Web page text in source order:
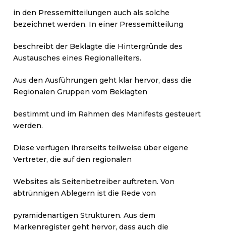
in den Pressemitteilungen auch als solche
bezeichnet werden. In einer Pressemitteilung
beschreibt der Beklagte die Hintergründe des
Austausches eines Regionalleiters.
Aus den Ausführungen geht klar hervor, dass die
Regionalen Gruppen vom Beklagten
bestimmt und im Rahmen des Manifests gesteuert
werden.
Diese verfügen ihrerseits teilweise über eigene
Vertreter, die auf den regionalen
Websites als Seitenbetreiber auftreten. Von
abtrünnigen Ablegern ist die Rede von
pyramidenartigen Strukturen. Aus dem
Markenregister geht hervor, dass auch die